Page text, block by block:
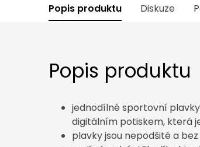
Popis produktu Diskuze
Popis produktu
jednodílné sportovní plavky
digitálním potiskem, která
plavky jsou nepodšité a